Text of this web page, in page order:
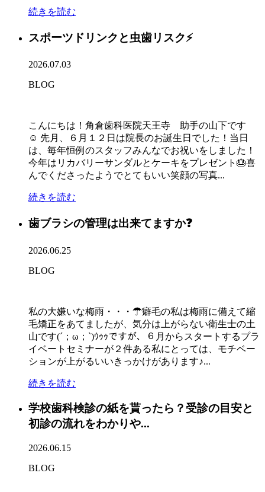
続きを読む
スポーツドリンクと虫歯リスク⚡
2026.07.03
BLOG
こんにちは！角倉歯科医院天王寺 助手の山下です
☺ 先月、６月１２日は院長のお誕生日でした！当日
は、毎年恒例のスタッフみんなでお祝いをしました！
今年はリカバリーサンダルとケーキをプレゼント🎂喜
んでくださったようでとてもいい笑顔の写真...
続きを読む
歯ブラシの管理は出来てますか❓
2026.06.25
BLOG
私の大嫌いな梅雨・・・☂癖毛の私は梅雨に備えて縮
毛矯正をあてましたが、気分は上がらない衛生士の土
山です(´；ω；`)ｳｩｩですが、６月からスタートするプラ
イベートセミナーが２件ある私にとっては、モチベー
ションが上がるいいきっかけがあります♪...
続きを読む
学校歯科検診の紙を貰ったら？受診の目安と
初診の流れをわかりや...
2026.06.15
BLOG